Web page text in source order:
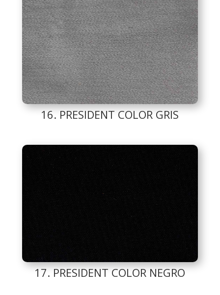
16. PRESIDENT COLOR GRIS
17. PRESIDENT COLOR NEGRO